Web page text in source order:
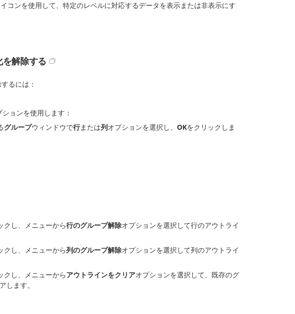
コンを使用して、特定のレベルに対応するデータを表示または非表示にす
解除する
るには：
ョンを使用します：
グループウィンドウで行または列オプションを選択し、 OKをクリックしま
クし、メニューから行のグループ解除オプションを選択して行のアウトライ
クし、メニューから列のグループ解除オプションを選択して列のアウトライ
クし、メニューからアウトラインをクリアオプションを選択して、既存のグ
します。